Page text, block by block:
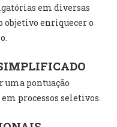
em diversas
objetivo enriquecer o
pontuação
processos seletivos.